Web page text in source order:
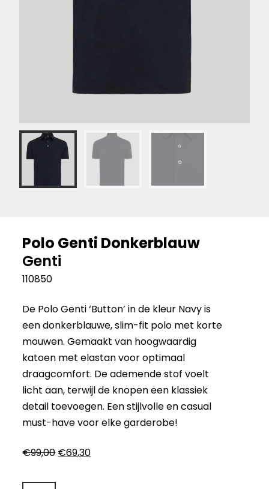
Polo Genti Donkerblauw
Genti
110850
De Polo Genti ‘Button’ in de kleur Navy is
een donkerblauwe, slim-fit polo met korte
mouwen. Gemaakt van hoogwaardig
katoen met elastan voor optimaal
draagcomfort. De ademende stof voelt
licht aan, terwijl de knopen een klassiek
detail toevoegen. Een stijlvolle en casual
must-have voor elke garderobe!
€99,00 Oorspronkelijke
€69,30Huidige